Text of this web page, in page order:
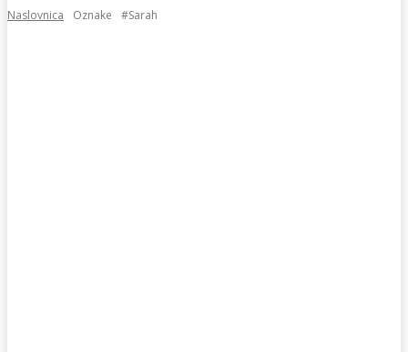
Naslovnica Oznake #Sarah